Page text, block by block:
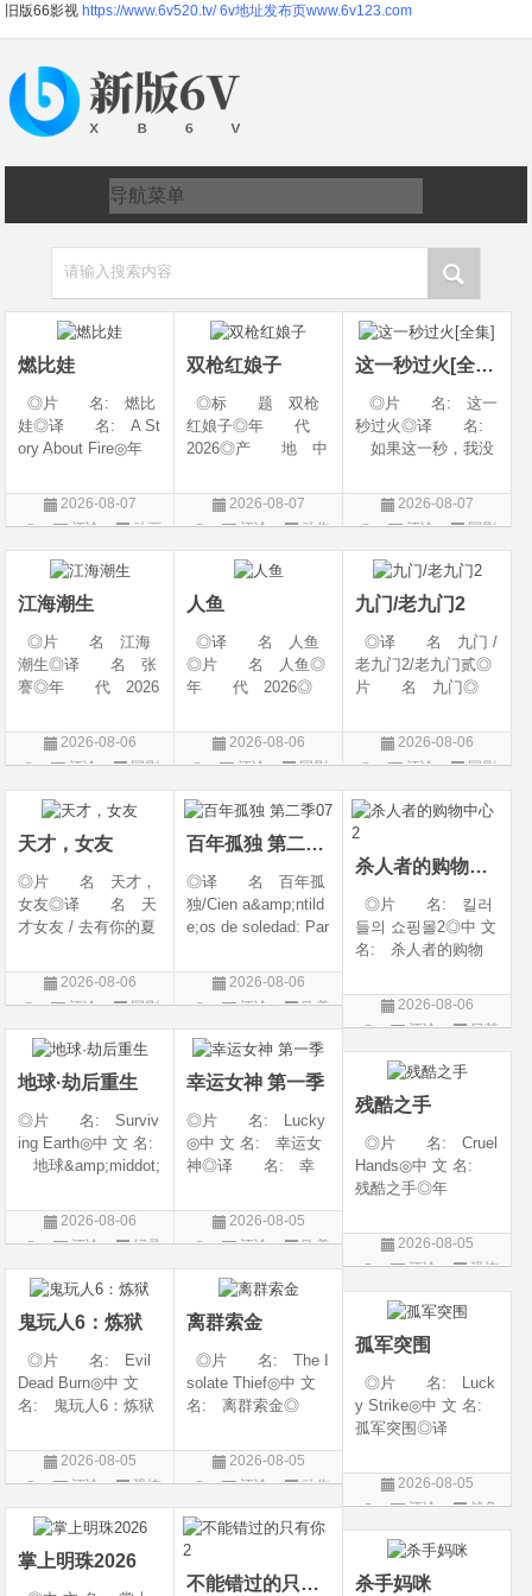
旧版66影视 https://www.6v520.tv/ 6v地址发布页www.6v123.com
请输入搜索内容
燃比娃
◎片 名: 燃比
娃◎译 名: A St
ory About Fire◎年
地: 中国大陆◎
类 别: 动画 / 奇
汉语普通话◎上映
日期: 202
2026-08-07
评论
动画
片
双枪红娘子
◎标 题 双枪
红娘子◎年 代
2026◎产 地 中
剧情 / 动作 / 战争◎
上映日期 2026-08-
链接 https://movie.
douban.com/s
2026-08-07
评论
动作
片
这一秒过火[全集]
◎片 名: 这一
秒过火◎译 名:
如果这一秒，我没
年 代: 2026◎
产 地: 中国大
情 / 爱情◎语 言:
汉语普通话◎上映
2026-08-07
评论
国剧
江海潮生
◎片 名 江海
潮生◎译 名 张
謇◎年 代 2026
陆◎类 别 传记
/ 历史 / 古装◎语
上映日期 2026-07-
20(中国大陆)◎
2026-08-06
评论
国剧
人鱼
◎译 名 人鱼
◎片 名 人鱼◎
年 代 2026◎
◎类 别 剧情 /
悬疑◎语 言 汉
期 2026-08-04(中国
大陆)◎IMDb链接 t
2026-08-06
评论
国剧
九门/老九门2
◎译 名 九门 /
老九门2/老九门贰◎
片 名 九门◎
产 地 中国大陆
◎类 别 剧情 /
言 汉语普通话◎上
映日期 2026-07
2026-08-06
评论
国剧
天才，女友
◎片 名 天才，
女友◎译 名 天
才女友 / 去有你的夏
年 代 2026◎
产 地 中国大陆
爱情◎语 言 汉
语普通话◎上映日期
2026-08-06
评论
国剧
百年孤独 第二季07
◎译 名 百年孤
独/Cien a&amp;ntild
e;os de soledad: Par
ears of Solitude/One
Hundred Years of So
寂/百年孤寂：第一
部(台)/百年孤
2026-08-06
评论
欧美
剧
杀人者的购物中心2
◎片 名: 킬러
들의 쇼핑몰2◎中 文
名: 杀人者的购物
A Shop for Killers S
2 / A Shop for Killers
代: 2026◎产
地: 韩国
2026-08-06
评论
日韩
剧
地球·劫后重生
◎片 名: Surviv
ing Earth◎中 文 名:
地球&amp;middot;
名: 幸存地球◎
年 代: 2026◎
类 别: 纪录片
◎语 言: 英语
◎上映
2026-08-06
评论
纪录
片
幸运女神 第一季
◎片 名: Lucky
◎中 文 名: 幸运女
神◎译 名: 幸
6◎产 地: 美国
◎类 别: 剧情 /
英语◎上映日期: 2
026-07-15(美国)
2026-08-05
评论
欧美
剧
残酷之手
◎片 名: Cruel
Hands◎中 文 名:
残酷之手◎年
地: 澳大利亚◎
类 别: 惊悚 / 恐
语◎上映日期: 202
6-07-24(澳大利亚)
2026-08-05
评论
恐怖
片
鬼玩人6：炼狱
◎片 名: Evil
Dead Burn◎中 文
名: 鬼玩人6：炼狱
焚场(台) / 鬼玩人6：
燃烧 / 鬼玩人崛起衍
2026◎产 地:
美国◎类 别:
2026-08-05
评论
恐怖
片
离群索金
◎片 名: The I
solate Thief◎中 文
名: 离群索金◎
产 地: 美国◎
类 别: 西部◎
上映日期: 2026-07-
10(美国)◎IMDb评分
2026-08-05
评论
动作
片
孤军突围
◎片 名: Luck
y Strike◎中 文 名:
孤军突围◎译
年 代: 2026◎
产 地: 美国◎
作 / 战争◎语 言:
英语◎上映日
2026-08-05
评论
战争
片
掌上明珠2026
不能错过的只有你2 杀手妈咪